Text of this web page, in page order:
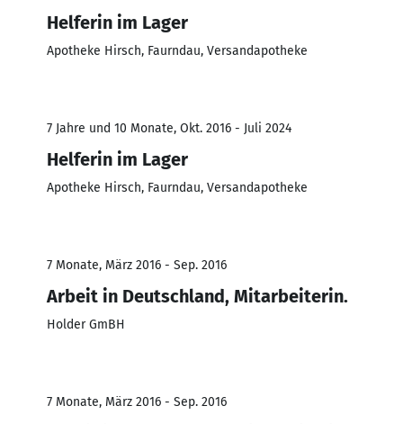
Helferin im Lager
Apotheke Hirsch, Faurndau, Versandapotheke
7 Jahre und 10 Monate, Okt. 2016 - Juli 2024
Helferin im Lager
Apotheke Hirsch, Faurndau, Versandapotheke
7 Monate, März 2016 - Sep. 2016
Arbeit in Deutschland, Mitarbeiterin.
Holder GmBH
7 Monate, März 2016 - Sep. 2016